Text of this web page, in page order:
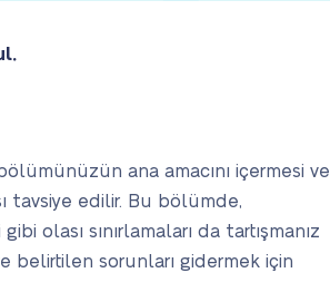
ana amacını içermesi ve
tavsiye edilir. Bu bölümde,
olası sınırlamaları da tartışmanız
belirtilen sorunları gidermek için